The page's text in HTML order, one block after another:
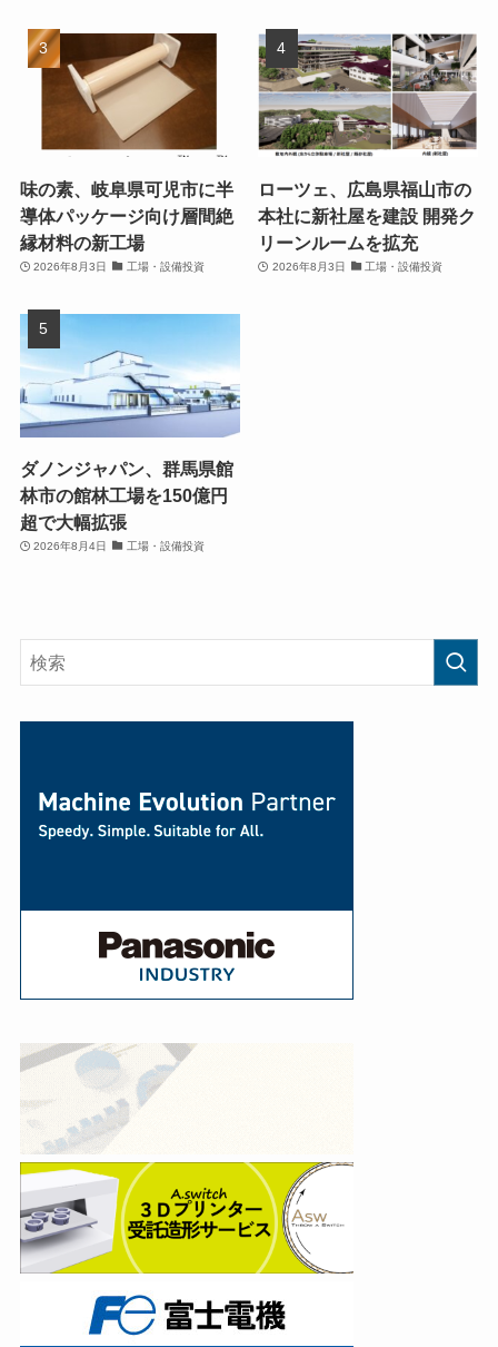
味の素、岐阜県可児市に半
導体パッケージ向け層間絶
縁材料の新工場
2026年8月3日 工場・設備投資
ローツェ、広島県福山市の
本社に新社屋を建設 開発ク
リーンルームを拡充
2026年8月3日 工場・設備投資
ダノンジャパン、群馬県館
林市の館林工場を150億円
超で大幅拡張
2026年8月4日 工場・設備投資